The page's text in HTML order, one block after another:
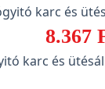
8.367
karc és